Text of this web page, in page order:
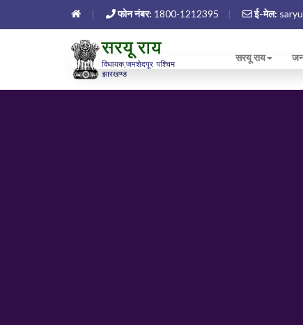
फोन नंबर: 1800-1212395 ई-मेल:
सरयू राय